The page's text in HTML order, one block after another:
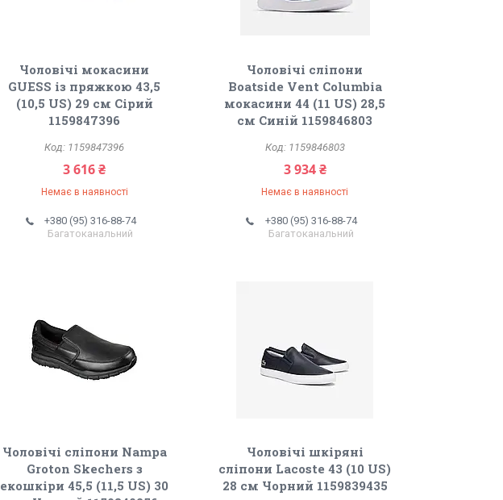
Чоловічі мокасини
GUESS із пряжкою 43,5
(10,5 US) 29 см Сірий
1159847396
1159847396
3 616 ₴
Немає в наявності
+380 (95) 316-88-74
Багатоканальний
Чоловічі сліпони
Boatside Vent Columbia
мокасини 44 (11 US) 28,5
см Синій 1159846803
1159846803
3 934 ₴
Немає в наявності
+380 (95) 316-88-74
Багатоканальний
Чоловічі сліпони Nampa
Groton Skechers з
екошкіри 45,5 (11,5 US) 30
Чоловічі шкіряні
сліпони Lacoste 43 (10 US)
28 см Чорний 1159839435